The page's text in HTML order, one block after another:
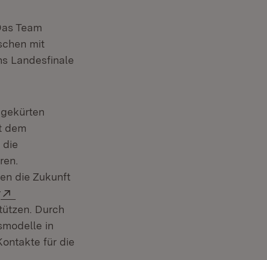
Team
mit
Landesfinale
dem
die
die Zukunft
Durch
in
für die